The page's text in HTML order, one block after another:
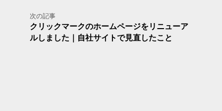
次の記事
クリックマークのホームページをリニューア
ルしました｜自社サイトで見直したこと